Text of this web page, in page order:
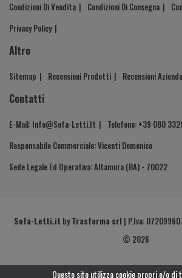
Condizioni Di Vendita Condizioni Di Consegna
Privacy Policy
Altro
Sitemap Recensioni Prodotti Recensioni Azienda
Contatti
E-Mail: Info@sofa-Letti.it
Telefono: +39 080
Responsabile Commerciale: Vicenti Domenico
Sede Legale Ed Operativa: Altamura (BA) - 70022
Sofa-Letti.it byTrasforma srl | P.Iva:
© 2026
Questo sito utilizza cookie propri e/o di